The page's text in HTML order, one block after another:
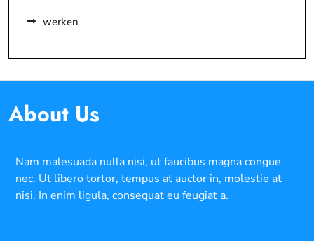
werken
About Us
Nam malesuada nulla nisi, ut faucibus magna congue
nec. Ut libero tortor, tempus at auctor in, molestie at
nisi. In enim ligula, consequat eu feugiat a.